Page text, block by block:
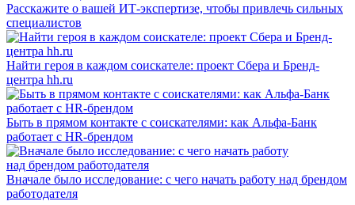
Расскажите о вашей ИТ-экспертизе, чтобы привлечь сильных
специалистов
Найти героя в каждом соискателе: проект Сбера и Бренд-
центра hh.ru
Быть в прямом контакте с соискателями: как Альфа-Банк
работает с HR-брендом
Вначале было исследование: с чего начать работу над брендом
работодателя